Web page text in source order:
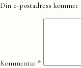
Lämna
Din e-postadress
Kommentar *